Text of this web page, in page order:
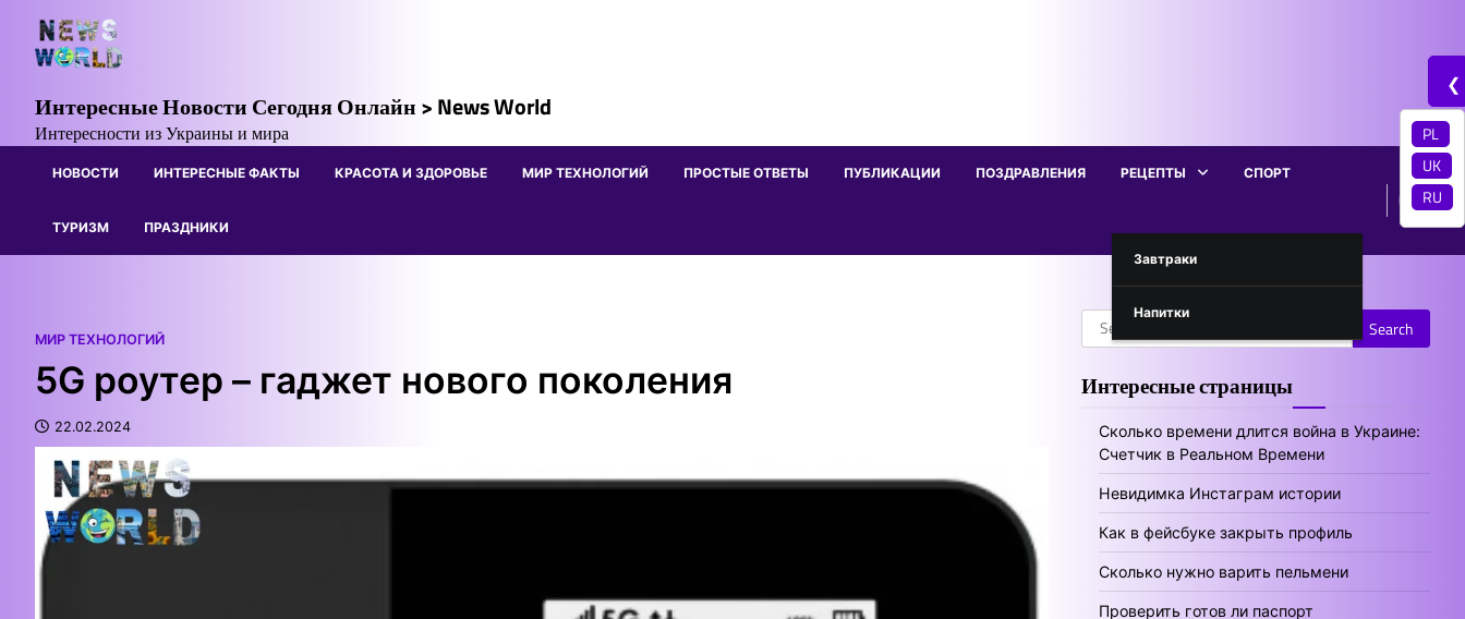
content
Интересные Новости Сегодня Онлайн > News World
Интересности из Украины и мира
НОВОСТИ ИНТЕРЕСНЫЕ ФАКТЫ КРАСОТА И ЗДОРОВЬЕ МИР ТЕХНОЛОГИЙ ПРОСТЫЕ ОТВЕТЫ ПУБЛИКАЦИИ ПОЗДРАВЛЕНИЯ РЕЦЕПТЫ
Завтраки
Напитки
СПОРТ
ТУРИЗМ ПРАЗДНИКИ
МИР ТЕХНОЛОГИЙ
5G роутер – гаджет нового поколения
22.02.2024
Search
for:
Интересные страницы
Сколько времени длится война в Украине:
Счетчик в Реальном Времени
Невидимка Инстаграм истории
Как в фейсбуке закрыть профиль
Сколько нужно варить пельмени
Проверить готов ли паспорт
❮
PL
UK
RU